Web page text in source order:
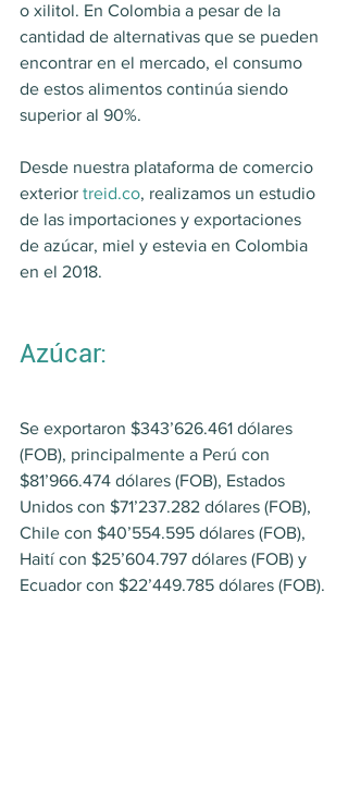
o xilitol. En Colombia a pesar de la
cantidad de alternativas que se pueden
encontrar en el mercado, el consumo
de estos alimentos continúa siendo
superior al 90%.
Desde nuestra plataforma de comercio
exterior treid.co, realizamos un estudio
de las importaciones y exportaciones
de azúcar, miel y estevia en Colombia
en el 2018.
Azúcar:
Se exportaron $343’626.461 dólares
(FOB), principalmente a Perú con
$81’966.474 dólares (FOB), Estados
Unidos con $71’237.282 dólares (FOB),
Chile con $40’554.595 dólares (FOB),
Haití con $25’604.797 dólares (FOB) y
Ecuador con $22’449.785 dólares (FOB).